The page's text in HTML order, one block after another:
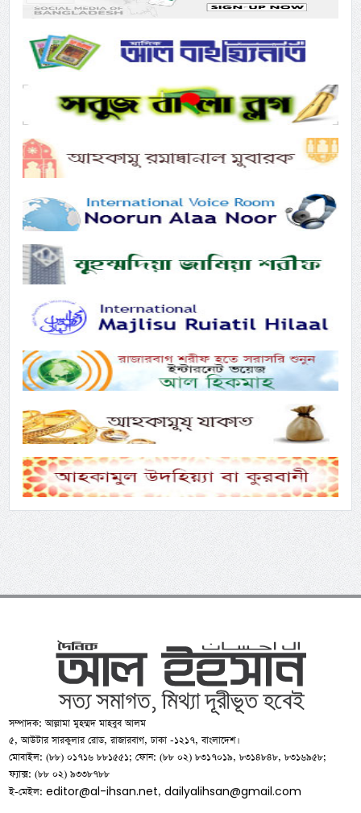
সম্পাদক: আল্লামা মুহম্মদ মাহবুব আলম
৫, আউটার সারকুলার রোড, রাজারবাগ, ঢাকা -১২১৭, বাংলাদেশ।
মোবাইল: (৮৮) ০১৭১৬ ৮৮১৫৫১; ফোন: (৮৮ ০২) ৮৩১৭০১৯, ৮৩১৪৮৪৮, ৮৩১৬৯৫৮;
ফ্যাক্স: (৮৮ ০২) ৯৩৩৮৭৮৮
ই-মেইল:editor@al-ihsan.net,dailyalihsan@gmail.com